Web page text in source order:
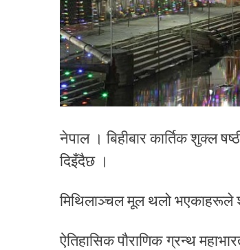
नेपाल । बिहीबार कार्तिक शुक्ल
दिइँदैछ ।
मिथिलाञ्चल मूल थलो भएकाहरूले
ऐतिहासिक पौराणिक ग्रन्थ